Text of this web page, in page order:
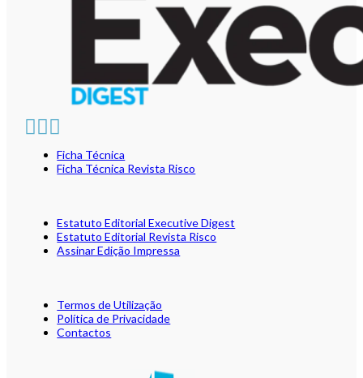
Ficha Técnica
Ficha Técnica Revista Risco
Estatuto Editorial Executive Digest
Estatuto Editorial Revista Risco
Assinar Edição Impressa
Termos de Utilização
Política de Privacidade
Contactos